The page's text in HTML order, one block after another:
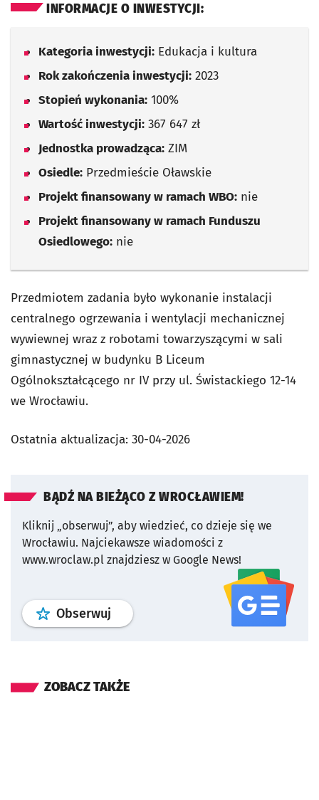
INFORMACJE O INWESTYCJI:
Kategoria inwestycji: Edukacja i kultura
Rok zakończenia inwestycji: 2023
Stopień wykonania: 100%
Wartość inwestycji: 367 647 zł
Jednostka prowadząca: ZIM
Osiedle: Przedmieście Oławskie
Projekt finansowany w ramach WBO: nie
Projekt finansowany w ramach Funduszu
Osiedlowego: nie
Przedmiotem zadania było wykonanie instalacji
centralnego ogrzewania i wentylacji mechanicznej
wywiewnej wraz z robotami towarzyszącymi w sali
gimnastycznej w budynku B Liceum
Ogólnokształcącego nr IV przy ul. Świstackiego 12-14
we Wrocławiu.
Ostatnia aktualizacja: 30-04-2026
BĄDŹ NA BIEŻĄCO Z WROCŁAWIEM!
Kliknij „obserwuj”, aby wiedzieć, co dzieje się we
Wrocławiu. Najciekawsze wiadomości z
www.wroclaw.pl znajdziesz w Google News!
Obserwuj profil serwisu
ZOBACZ TAKŻE